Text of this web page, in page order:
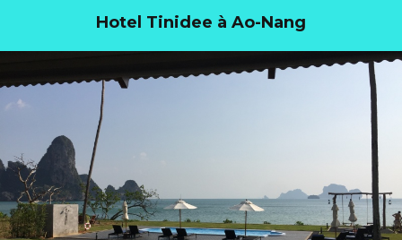
Hotel Tinidee à Ao-Nang